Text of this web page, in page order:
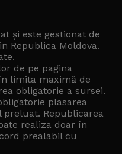
și este gestionat de
Republica Moldova.
de pe pagina
limita maximă de
obligatorie a sursei.
plasarea
Republicarea
realiza doar în
prealabil cu